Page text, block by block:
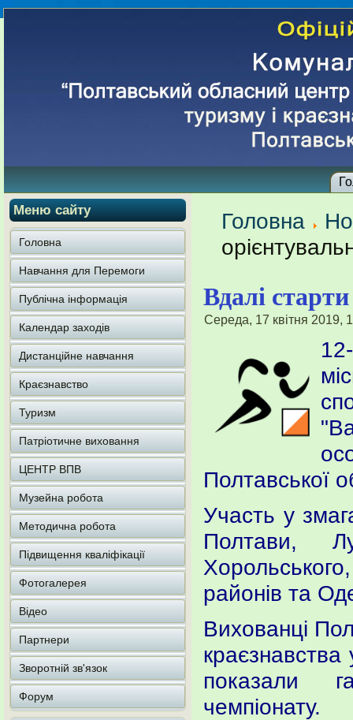
Меню сайту
Головна
Навчання для Перемоги
Публічна інформація
Календар заходів
Дистанційне навчання
Краєзнавство
Туризм
Патріотичне виховання
ЦЕНТР ВПВ
Музейна робота
Методична робота
Підвищення кваліфікації
Фотогалерея
Відео
Партнери
Зворотній зв'язок
Форум
Головна
Вдалі
Середа, 17 квітня 2019,
Полтавської
Участь у
Полтави,
районів та
Вихованці
краєзнавства
показали
чемпіонату.